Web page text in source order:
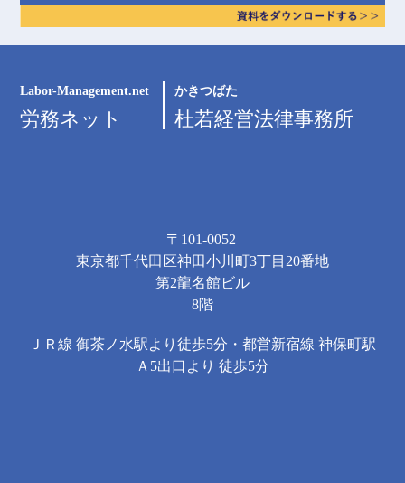
Labor-Management.net
労務ネット
かきつばた
杜若経営法律事務所
〒101-0052
東京都千代田区神田小川町3丁目20番地
第2龍名館ビル
8階
ＪＲ線 御茶ノ水駅より徒歩5分・都営新宿線 神保町駅
Ａ5出口より 徒歩5分